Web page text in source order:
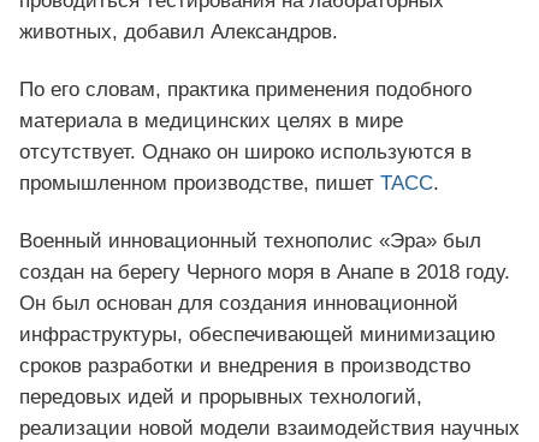
животных, добавил Александров.
По его словам, практика применения подобного
материала в медицинских целях в мире
отсутствует. Однако он широко используются в
промышленном производстве, пишет ТАСС.
Военный инновационный технополис «Эра» был
создан на берегу Черного моря в Анапе в 2018 году.
Он был основан для создания инновационной
инфраструктуры, обеспечивающей минимизацию
сроков разработки и внедрения в производство
передовых идей и прорывных технологий,
реализации новой модели взаимодействия научных